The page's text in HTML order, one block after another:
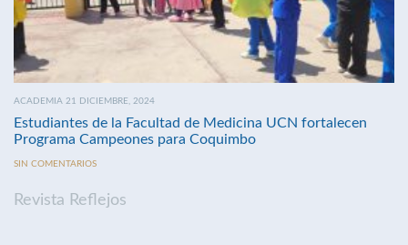
ACADEMIA 21 DICIEMBRE, 2024
Estudiantes de la Facultad de Medicina UCN fortalecen
Programa Campeones para Coquimbo
SIN COMENTARIOS
Revista Reflejos